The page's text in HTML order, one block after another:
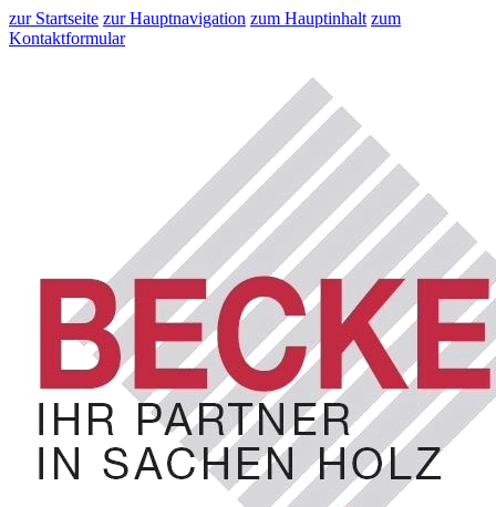
zur Startseite zur Hauptnavigation zum Hauptinhalt zum
Kontaktformular